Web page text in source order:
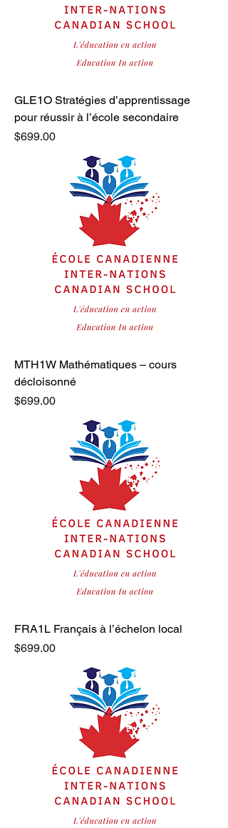
GLE1O Stratégies d’apprentissage
pour réussir à l’école secondaire
Price
$699.00
MTH1W Mathématiques – cours
décloisonné
Price
$699.00
FRA1L Français à l’échelon local
Price
$699.00